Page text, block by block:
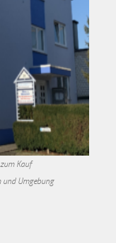
Kauf
und Umgebung